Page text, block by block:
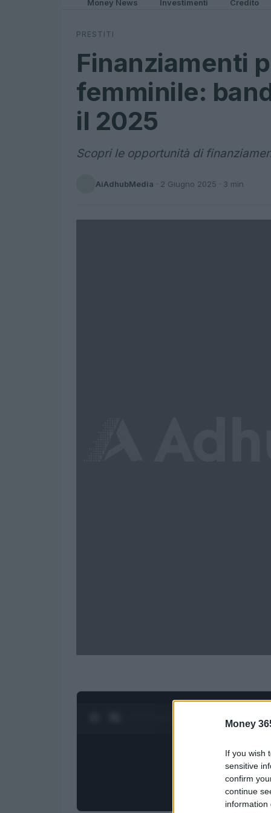
Money
If you wish
sensitive
confirm
continue
information
Money News Investimenti Credito
PRESTITI
Finanziamenti
femminile:
il 2025
Scopri le opportunità di
AiAdhubMedia · 2 Giugno 2025 · 3 min